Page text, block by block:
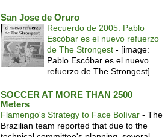
San Jose de Oruro
Recuerdo de 2005: Pablo
Escóbar es el nuevo refuerzo
de The Strongest - [image:
Pablo Escóbar es el nuevo
refuerzo de The Strongest]
SOCCER AT MORE THAN 2500
Meters
Flamengo's Strategy to Face Bolívar - The
Brazilian team reported that due to the